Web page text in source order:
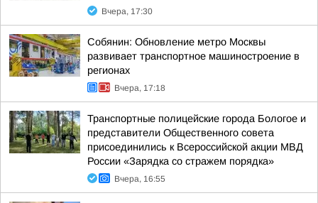
Вчера, 17:30
Собянин: Обновление метро Москвы
развивает транспортное машиностроение в
регионах
Вчера, 17:18
Транспортные полицейские города Бологое и
представители Общественного совета
присоединились к Всероссийской акции МВД
России «Зарядка со стражем порядка»
Вчера, 16:55